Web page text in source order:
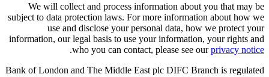
We will collect and process information about you that may be
subject to data protection laws. For more information about how we
use and disclose your personal data, how we protect your
information, our legal basis to use your information, your rights and
who you can contact, please see ourprivacy notice
.
Bank of London and The Middle East plc DIFC Branch is regulated